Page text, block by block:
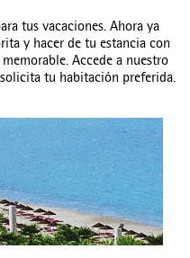
tus vacaciones.Ahora ya
y hacer de tu estancia con
Accede a nuestro
tu habitación preferida.